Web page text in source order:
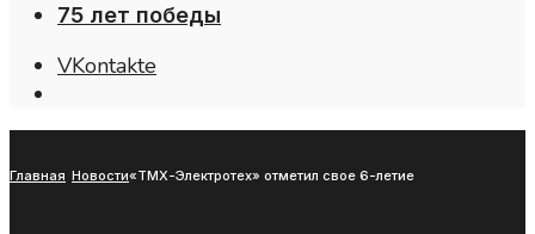
75 лет победы
VKontakte
Главная Новости«ТМХ-Электротех» отметил свое 6-летие